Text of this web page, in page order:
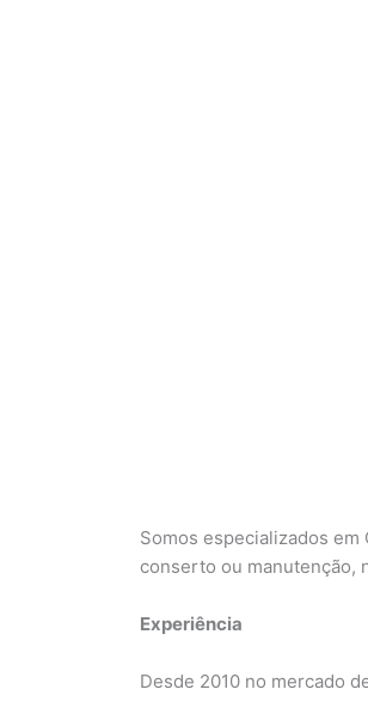
Somos especializados
conserto ou manutenção,
Experiência
Desde 2010 no mercado